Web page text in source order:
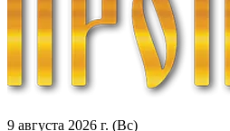
9 августа 2026 г. (Вс)